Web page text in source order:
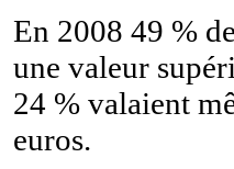
En 2008 49 %
une valeur
24 % valaient
euros.